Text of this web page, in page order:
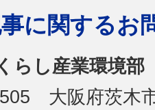
に関するお
らし産業環境
大阪府茨木